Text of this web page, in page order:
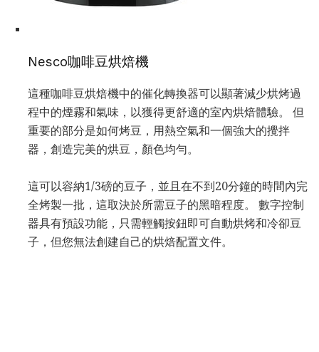
Nesco咖啡豆烘焙機
這種咖啡豆烘焙機中的催化轉換器可以顯著減少烘烤過
程中的煙霧和氣味，以獲得更舒適的室內烘焙體驗。 但
重要的部分是如何烤豆，用熱空氣和一個強大的攪拌
器，創造完美的烘豆，顏色均勻。
這可以容納1/3磅的豆子，並且在不到20分鐘的時間內完
全烤製一批，這取決於所需豆子的黑暗程度。 數字控制
器具有預設功能，只需輕觸按鈕即可自動烘烤和冷卻豆
子，但您無法創建自己的烘焙配置文件。